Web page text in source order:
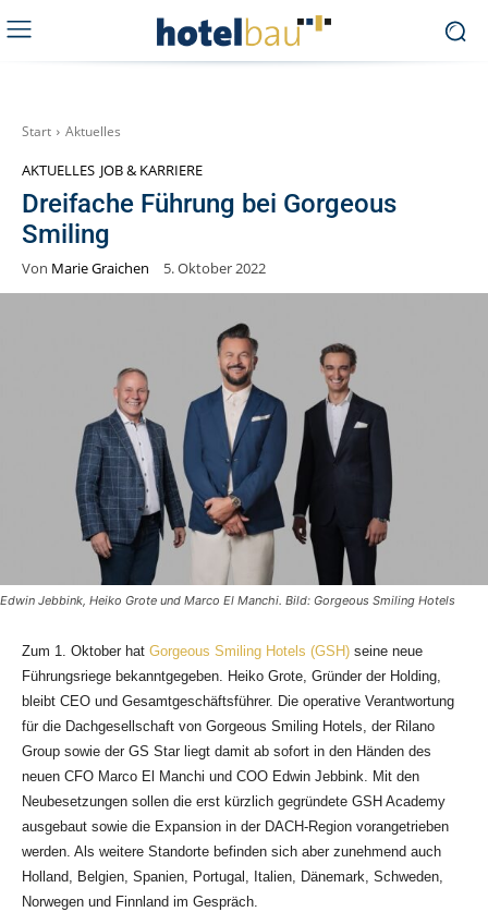
Start Aktuelles
AKTUELLES JOB & KARRIERE
Dreifache Führung bei Gorgeous
Smiling
Von Marie Graichen 5. Oktober 2022
Edwin Jebbink, Heiko Grote und Marco El Manchi. Bild: Gorgeous Smiling Hotels
Zum 1. Oktober hat Gorgeous Smiling Hotels (GSH) seine neue
Führungsriege bekanntgegeben. Heiko Grote, Gründer der Holding,
bleibt CEO und Gesamtgeschäftsführer. Die operative Verantwortung
für die Dachgesellschaft von Gorgeous Smiling Hotels, der Rilano
Group sowie der GS Star liegt damit ab sofort in den Händen des
neuen CFO Marco El Manchi und COO Edwin Jebbink. Mit den
Neubesetzungen sollen die erst kürzlich gegründete GSH Academy
ausgebaut sowie die Expansion in der DACH-Region vorangetrieben
werden. Als weitere Standorte befinden sich aber zunehmend auch
Holland, Belgien, Spanien, Portugal, Italien, Dänemark, Schweden,
Norwegen und Finnland im Gespräch.